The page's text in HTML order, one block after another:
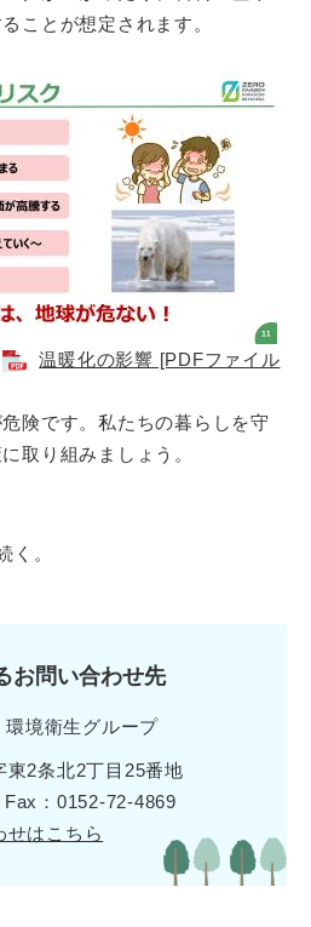
ことが想定されます。
温暖化の影響 [PDFファイル
険です。私たちの暮らしを守
取り組みましょう。
く。
お問い合わせ先
環境衛生グループ
東2条北2丁目25番地
Fax：0152-72-4869
せはこちら